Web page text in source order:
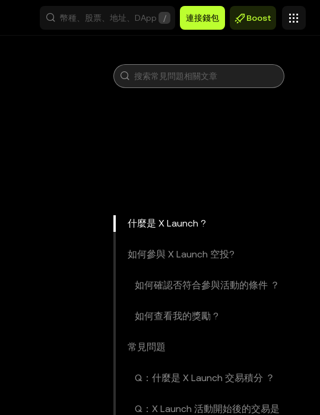
/ 連接錢包 Boost
什麼是 X Launch ?
如何參與 X Launch 空投?
如何確認否符合參與活動的條件 ？
如何查看我的獎勵 ?
常見問題
Q：什麼是 X Launch 交易積分 ？
Q：X Launch 活動開始後的交易是